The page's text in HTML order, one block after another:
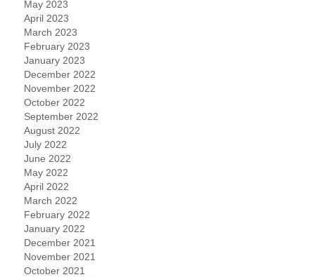
May 2023
April 2023
March 2023
February 2023
January 2023
December 2022
November 2022
October 2022
September 2022
August 2022
July 2022
June 2022
May 2022
April 2022
March 2022
February 2022
January 2022
December 2021
November 2021
October 2021